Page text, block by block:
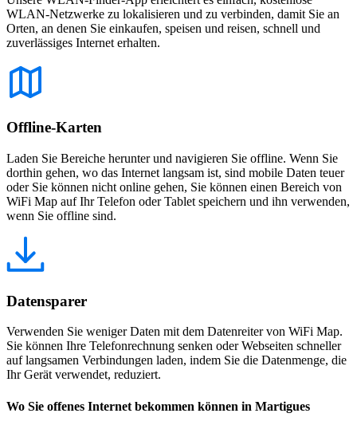
WLAN-Netzwerke zu lokalisieren und zu verbinden, damit Sie an
Orten, an denen Sie einkaufen, speisen und reisen, schnell und
zuverlässiges Internet erhalten.
Offline-Karten
Laden Sie Bereiche herunter und navigieren Sie offline. Wenn Sie
dorthin gehen, wo das Internet langsam ist, sind mobile Daten teuer
oder Sie können nicht online gehen, Sie können einen Bereich von
WiFi Map auf Ihr Telefon oder Tablet speichern und ihn verwenden,
wenn Sie offline sind.
Datensparer
Verwenden Sie weniger Daten mit dem Datenreiter von WiFi Map.
Sie können Ihre Telefonrechnung senken oder Webseiten schneller
auf langsamen Verbindungen laden, indem Sie die Datenmenge, die
Ihr Gerät verwendet, reduziert.
Wo Sie offenes Internet bekommen können in Martigues